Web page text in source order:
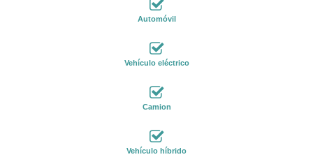
Automóvil
Vehículo eléctrico
Camion
Vehículo híbrido